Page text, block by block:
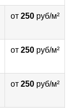
от 250руб/м²
от 250руб/м²
от 250руб/м²